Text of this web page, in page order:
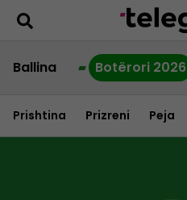
Ballina Botërori 2026
Prishtina Prizreni Peja